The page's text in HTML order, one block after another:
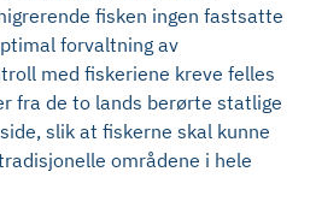
fisken ingen fastsatte
forvaltning av
med fiskeriene kreve felles
fra de to lands berørte statlige
slik at fiskerne skal kunne
områdene i hele